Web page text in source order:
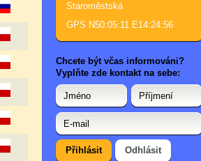
Staroměstská
GPS N50:05:11 E14:24:56
Chcete být včas informováni?
Vyplňte zde kontakt na sebe: